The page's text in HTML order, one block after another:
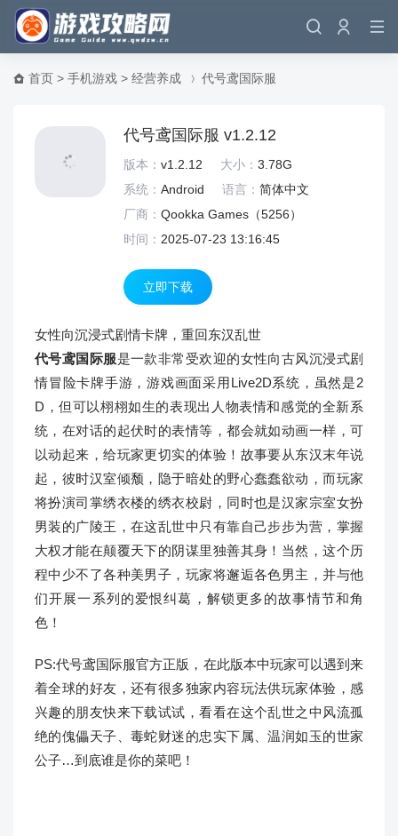
首页 > 手机游戏 > 经营养成 代号鸢国际服
代号鸢国际服 v1.2.12
版本： v1.2.12 大小： 3.78G
系统： Android 语言： 简体中文
厂商： Qookka Games（5256）
时间： 2025-07-23 13:16:45
立即下载
女性向沉浸式剧情卡牌，重回东汉乱世
代号鸢国际服是一款非常受欢迎的女性向古风沉浸式剧
情冒险卡牌手游，游戏画面采用Live2D系统，虽然是2
D，但可以栩栩如生的表现出人物表情和感觉的全新系
统，在对话的起伏时的表情等，都会就如动画一样，可
以动起来，给玩家更切实的体验！故事要从东汉末年说
起，彼时汉室倾颓，隐于暗处的野心蠢蠢欲动，而玩家
将扮演司掌绣衣楼的绣衣校尉，同时也是汉家宗室女扮
男装的广陵王，在这乱世中只有靠自己步步为营，掌握
大权才能在颠覆天下的阴谋里独善其身！当然，这个历
程中少不了各种美男子，玩家将邂逅各色男主，并与他
们开展一系列的爱恨纠葛，解锁更多的故事情节和角
色！
PS:代号鸢国际服官方正版，在此版本中玩家可以遇到来
着全球的好友，还有很多独家内容玩法供玩家体验，感
兴趣的朋友快来下载试试，看看在这个乱世之中风流孤
绝的傀儡天子、毒蛇财迷的忠实下属、温润如玉的世家
公子…到底谁是你的菜吧！